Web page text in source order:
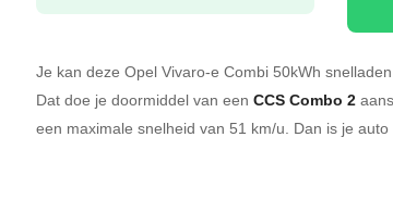
Je kan deze Opel Vivaro-e Combi 50kWh snelladen
Dat doe je doormiddel van een CCS Combo 2
een maximale snelheid van 51 km/u. Dan is je auto